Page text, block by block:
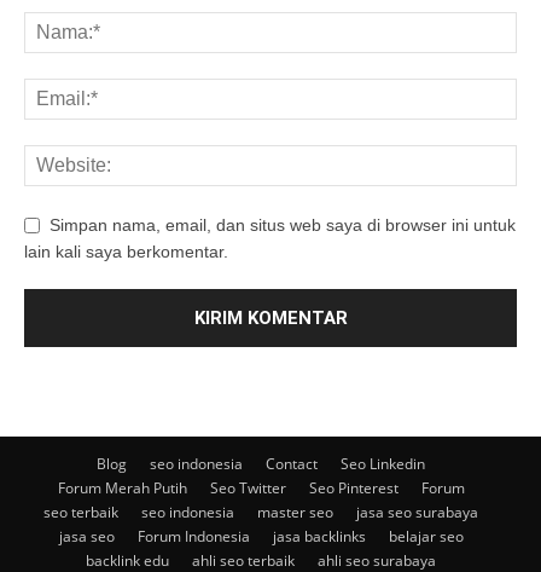
Simpan nama, email, dan situs web saya di browser ini untuk
lain kali saya berkomentar.
Blog seo indonesia Contact
Seo Linkedin
Forum Merah Putih
Seo Twitter Seo Pinterest
Forum
seo terbaik
seo indonesia master seo
jasa seo surabaya
jasa seo
Forum Indonesia jasa backlinks
belajar seo
backlink edu
ahli seo terbaik
ahli seo surabaya